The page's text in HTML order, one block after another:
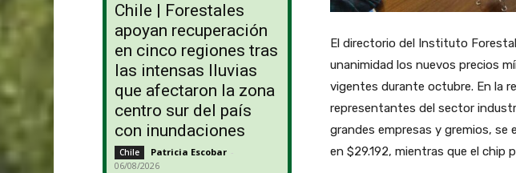
Chile | Forestales
apoyan recuperación
en cinco regiones tras
las intensas lluvias
que afectaron la zona
centro sur del país
con inundaciones
Chile Patricia Escobar -
06/08/2026
El directorio del Instituto
unanimidad los nuevos precios
vigentes durante octubre. En la
representantes del sector
grandes empresas y gremios, se
en $29.192, mientras que el chip